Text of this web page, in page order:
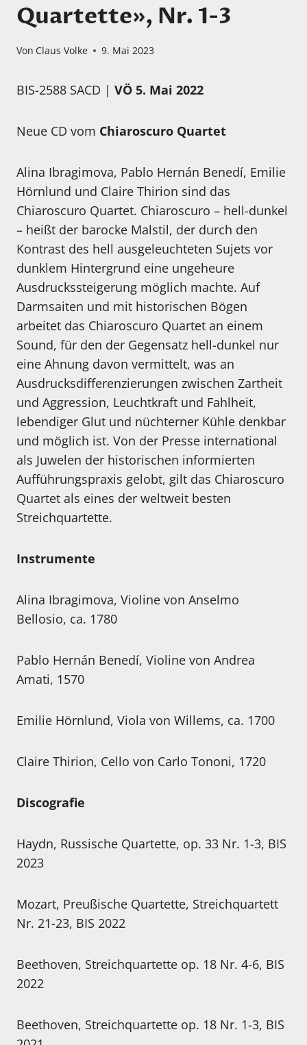
Quartette», Nr. 1-3
Von Claus Volke 9. Mai 2023
BIS-2588 SACD | VÖ 5. Mai 2022
Neue CD vom Chiaroscuro Quartet
Alina Ibragimova, Pablo Hernán Benedí, Emilie
Hörnlund und Claire Thirion sind das
Chiaroscuro Quartet. Chiaroscuro – hell-dunkel
– heißt der barocke Malstil, der durch den
Kontrast des hell ausgeleuchteten Sujets vor
dunklem Hintergrund eine ungeheure
Ausdruckssteigerung möglich machte. Auf
Darmsaiten und mit historischen Bögen
arbeitet das Chiaroscuro Quartet an einem
Sound, für den der Gegensatz hell-dunkel nur
eine Ahnung davon vermittelt, was an
Ausdrucksdifferenzierungen zwischen Zartheit
und Aggression, Leuchtkraft und Fahlheit,
lebendiger Glut und nüchterner Kühle denkbar
und möglich ist. Von der Presse international
als Juwelen der historischen informierten
Aufführungspraxis gelobt, gilt das Chiaroscuro
Quartet als eines der weltweit besten
Streichquartette.
Instrumente
Alina Ibragimova, Violine von Anselmo
Bellosio, ca. 1780
Pablo Hernán Benedí, Violine von Andrea
Amati, 1570
Emilie Hörnlund, Viola von Willems, ca. 1700
Claire Thirion, Cello von Carlo Tononi, 1720
Discografie
Haydn, Russische Quartette, op. 33 Nr. 1-3, BIS
2023
Mozart, Preußische Quartette, Streichquartett
Nr. 21-23, BIS 2022
Beethoven, Streichquartette op. 18 Nr. 4-6, BIS
2022
Beethoven, Streichquartette op. 18 Nr. 1-3, BIS